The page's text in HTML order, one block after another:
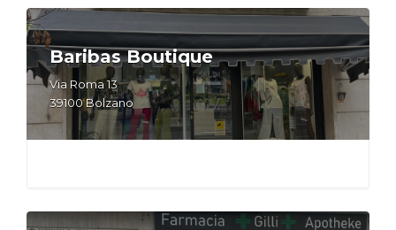
Baribas Boutique
Via Roma 13
39100 Bolzano